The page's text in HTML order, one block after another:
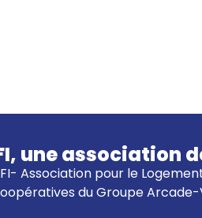
une association
Association pour le
du Groupe